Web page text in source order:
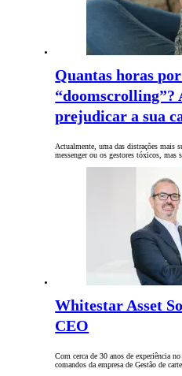
Quantas horas
“doomscrolling”?
prejudicar a sua
Actualmente, uma das distrações mais
messenger ou os gestores tóxicos,
Whitestar Asset
CEO
Com cerca de 30 anos de experiência
comandos da empresa de Gestão de